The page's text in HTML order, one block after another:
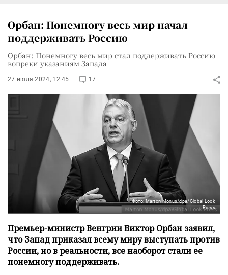
Орбан: Понемногу весь мир начал
поддерживать Россию
Орбан: Понемногу весь мир стал поддерживать Россию
вопреки указаниям Запада
27 июля 2024, 12:45 17
Фото: Marton Monus/dpa/Global Look
Press
Премьер-министр Венгрии Виктор Орбан заявил,
что Запад приказал всему миру выступать против
России, но в реальности, все наоборот стали ее
понемногу поддерживать.